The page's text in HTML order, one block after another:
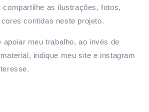
compartilhe as ilustrações, fotos,
contidas neste projeto.
meu trabalho, ao invés de
indique meu site e instagram